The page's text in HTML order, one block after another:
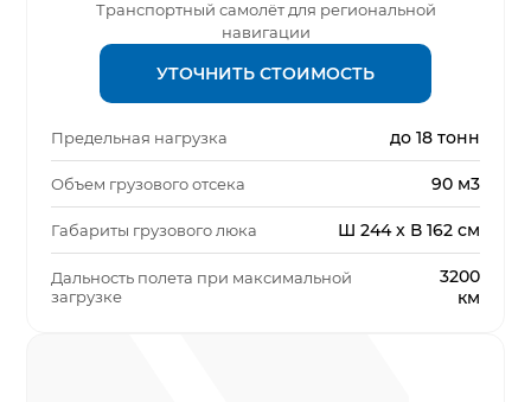
Транспортный самолёт для региональной
навигации
УТОЧНИТЬ СТОИМОСТЬ
Предельная нагрузка до 18 тонн
Объем грузового отсека 90 м3
Габариты грузового люка Ш 244 x В 162 см
Дальность полета при максимальной
загрузке
3200
км